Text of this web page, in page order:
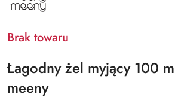
PRODUCENTA:
EENY
Brak towaru
Łagodny żel myjący 100
meeny